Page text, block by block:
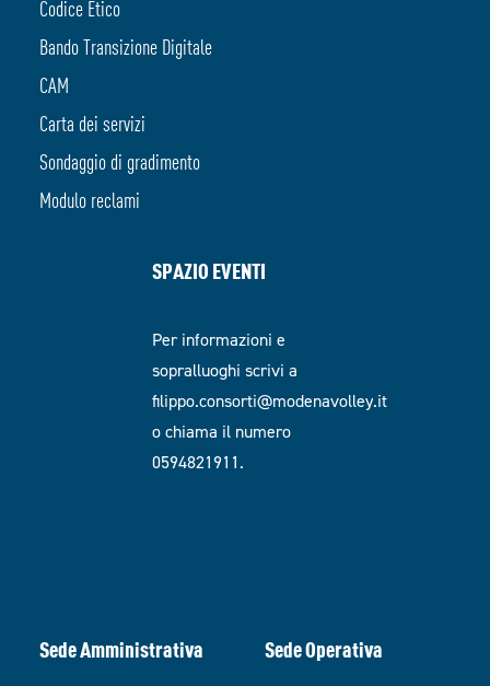
Codice Etico
Bando Transizione Digitale
CAM
Carta dei servizi
Sondaggio di gradimento
Modulo reclami
SPAZIO EVENTI
Per informazioni e
sopralluoghi scrivi a
filippo.consorti@modenavolley.it
o chiama il numero
0594821911.
Sede Amministrativa Sede Operativa